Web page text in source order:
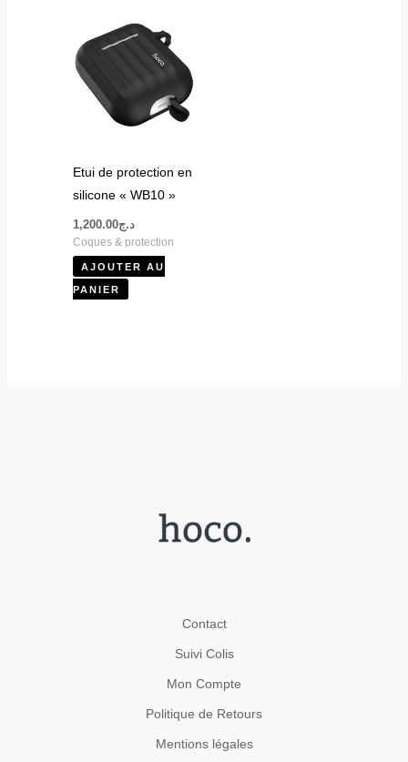
Etui de protection en
silicone « WB10 »
د.ج1,200.00
Coques & protection
AJOUTER AU
PANIER
Contact
Suivi Colis
Mon Compte
Politique de Retours
Mentions légales